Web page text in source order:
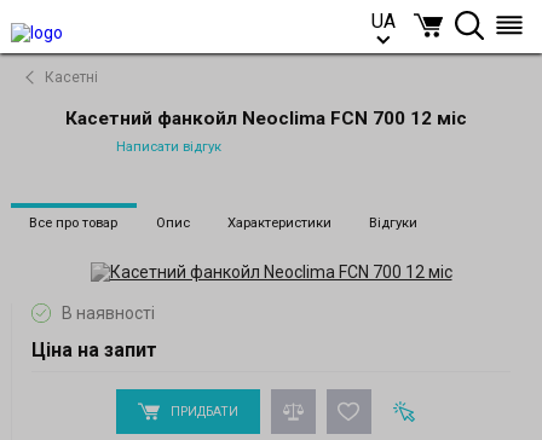
UA
Касетні
Касетний фанкойл Neoclima FCN 700 12 міс
Написати відгук
Все про товар Опис Характеристики Відгуки
В наявності
Ціна на запит
ПРИДБАТИ